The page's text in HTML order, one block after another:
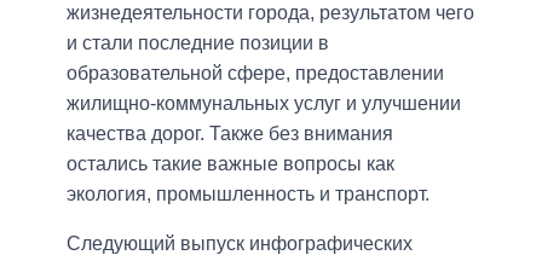
жизнедеятельности города, результатом чего
и стали последние позиции в
образовательной сфере, предоставлении
жилищно-коммунальных услуг и улучшении
качества дорог. Также без внимания
остались такие важные вопросы как
экология, промышленность и транспорт.
Следующий выпуск инфографических